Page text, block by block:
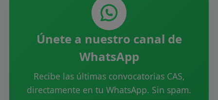
Únete a nuestro canal de
WhatsApp
Recibe las últimas convocatorias CAS,
directamente en tu WhatsApp. Sin spam.